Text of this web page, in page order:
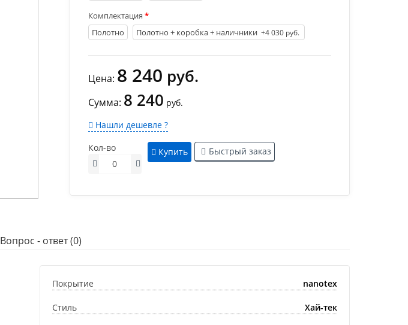
Комплектация
Полотно
Полотно + коробка + наличники +4 030 руб.
Цена: 8 240 руб.
Сумма: 8 240 руб.
Нашли дешевле ?
Кол-во
Купить Быстрый заказ
Вопрос - ответ (0)
Покрытие nanotex
Стиль Хай-тек